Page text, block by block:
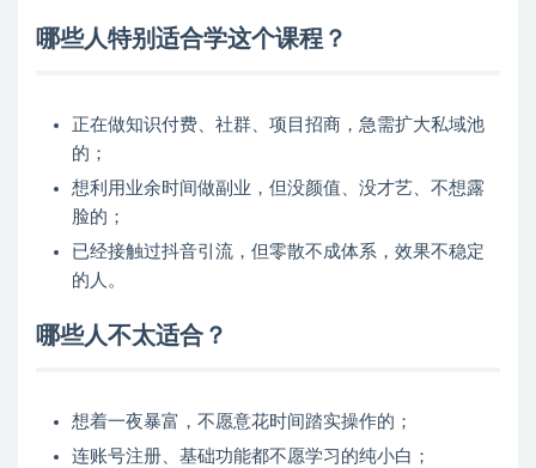
哪些人特别适合学这个课程？
正在做知识付费、社群、项目招商，急需扩大私域池
的；
想利用业余时间做副业，但没颜值、没才艺、不想露
脸的；
已经接触过抖音引流，但零散不成体系，效果不稳定
的人。
哪些人不太适合？
想着一夜暴富，不愿意花时间踏实操作的；
连账号注册、基础功能都不愿学习的纯小白；